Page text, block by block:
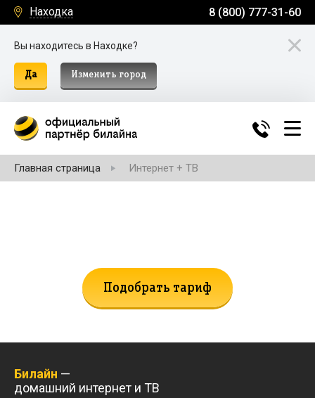
Находка 8 (800) 777-31-60
Вы находитесь в Находке?
Да Изменить город
Главная страница Интернет + ТВ
Подобрать тариф
Билайн —
домашний интернет и ТВ